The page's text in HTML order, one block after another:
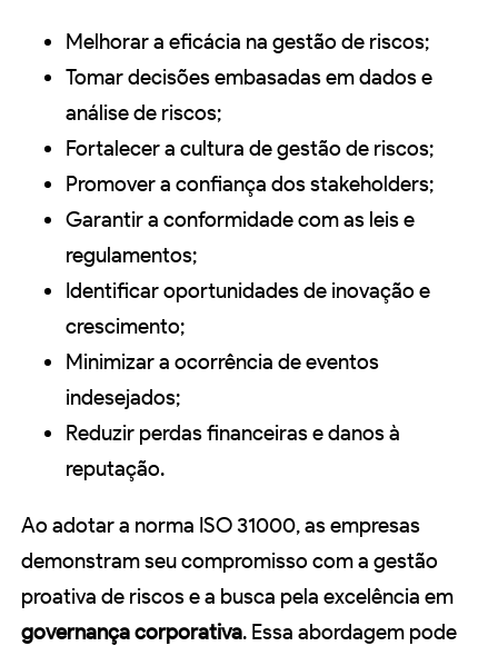
Melhorar a eficácia na gestão de riscos;
Tomar decisões embasadas em dados e
análise de riscos;
Fortalecer a cultura de gestão de riscos;
Promover a confiança dos stakeholders;
Garantir a conformidade com as leis e
regulamentos;
Identificar oportunidades de inovação e
crescimento;
Minimizar a ocorrência de eventos
indesejados;
Reduzir perdas financeiras e danos à
reputação.
Ao adotar a norma ISO 31000, as empresas
demonstram seu compromisso com a gestão
proativa de riscos e a busca pela excelência em
governança corporativa. Essa abordagem pode